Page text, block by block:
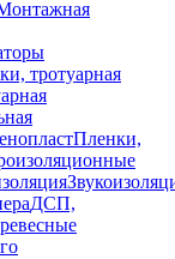
тротуарная
Пленки,
ДСП,